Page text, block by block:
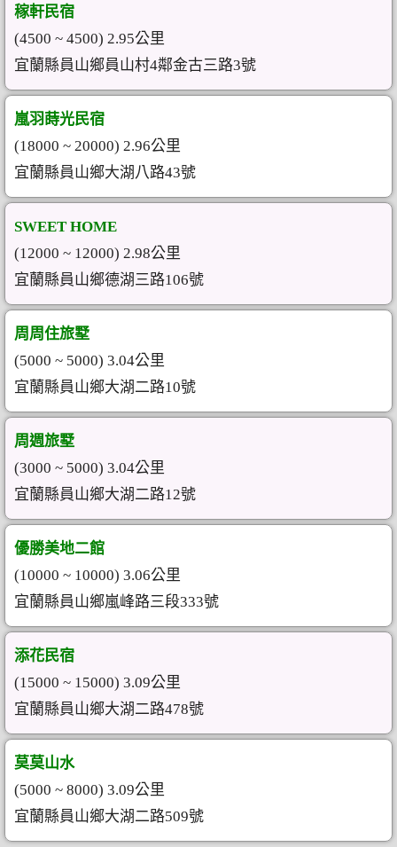
稼軒民宿
(4500 ~ 4500) 2.95公里
宜蘭縣員山鄉員山村4鄰金古三路3號
嵐羽蒔光民宿
(18000 ~ 20000) 2.96公里
宜蘭縣員山鄉大湖八路43號
SWEET HOME
(12000 ~ 12000) 2.98公里
宜蘭縣員山鄉德湖三路106號
周周住旅墅
(5000 ~ 5000) 3.04公里
宜蘭縣員山鄉大湖二路10號
周週旅墅
(3000 ~ 5000) 3.04公里
宜蘭縣員山鄉大湖二路12號
優勝美地二館
(10000 ~ 10000) 3.06公里
宜蘭縣員山鄉嵐峰路三段333號
添花民宿
(15000 ~ 15000) 3.09公里
宜蘭縣員山鄉大湖二路478號
莫莫山水
(5000 ~ 8000) 3.09公里
宜蘭縣員山鄉大湖二路509號